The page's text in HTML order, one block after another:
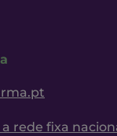
rede fixa